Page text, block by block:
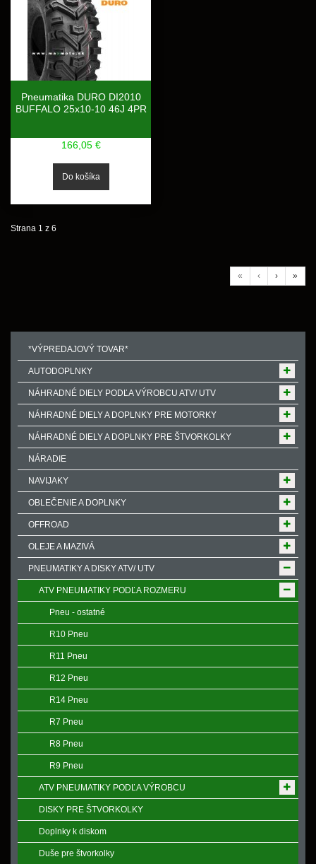
Pneumatika DURO DI2010
BUFFALO 25x10-10 46J 4PR
166,05 €
Strana 1 z 6
« ‹ › »
*VÝPREDAJOVÝ TOVAR*
AUTODOPLNKY
NÁHRADNÉ DIELY PODĽA VÝROBCU ATV/ UTV
NÁHRADNÉ DIELY A DOPLNKY PRE MOTORKY
NÁHRADNÉ DIELY A DOPLNKY PRE ŠTVORKOLKY
NÁRADIE
NAVIJAKY
OBLEČENIE A DOPLNKY
OFFROAD
OLEJE A MAZIVÁ
PNEUMATIKY A DISKY ATV/ UTV
ATV PNEUMATIKY PODĽA ROZMERU
Pneu - ostatné
R10 Pneu
R11 Pneu
R12 Pneu
R14 Pneu
R7 Pneu
R8 Pneu
R9 Pneu
ATV PNEUMATIKY PODĽA VÝROBCU
DISKY PRE ŠTVORKOLKY
Doplnky k diskom
Duše pre štvorkolky